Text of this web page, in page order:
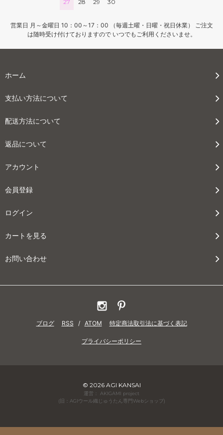
27 28 29 30
営業日 月～金曜日 10：00～17：00 （毎週土曜・日曜・祝日休業） ご注文
は随時受け付けておりますので いつでもご利用くださいませ。
ホーム
支払い方法について
配送方法について
返品について
アカウント
会員登録
ログイン
カートを見る
お問い合わせ
ブログ RSS / ATOM 特定商法取引法に基づく表記
プライバシーポリシー
© 2026 AGI KANSAI
運営： AKIGAMI project
(旧：AGIウール織じゅうたん専門Webショップ)